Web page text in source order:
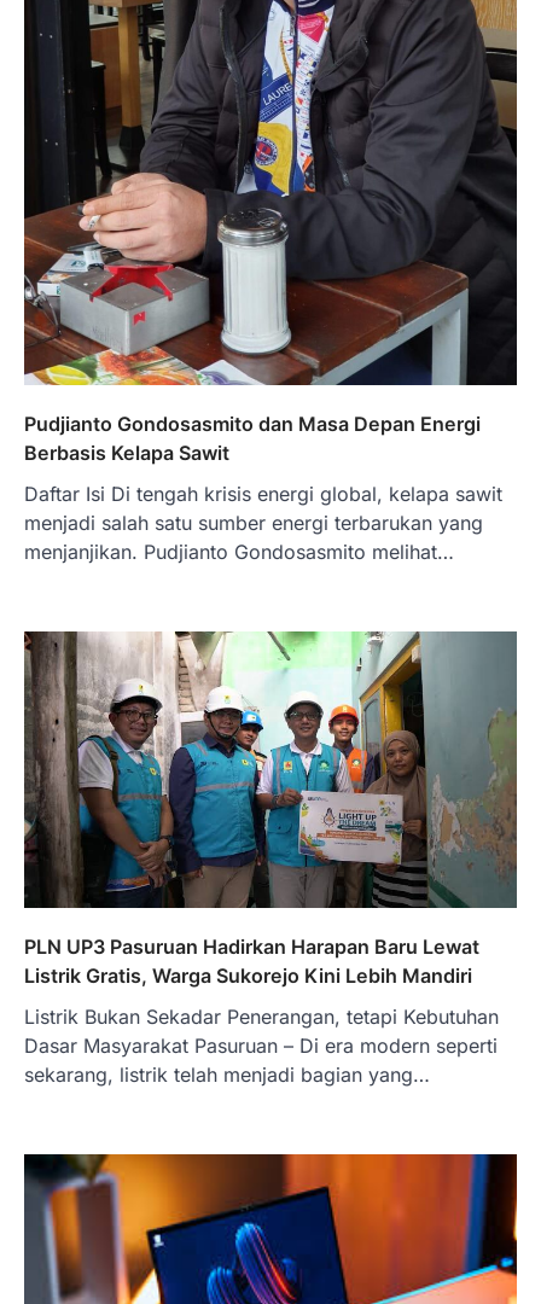
Pudjianto Gondosasmito dan Masa Depan Energi
Berbasis Kelapa Sawit
Daftar Isi Di tengah krisis energi global, kelapa sawit
menjadi salah satu sumber energi terbarukan yang
menjanjikan. Pudjianto Gondosasmito melihat…
PLN UP3 Pasuruan Hadirkan Harapan Baru Lewat
Listrik Gratis, Warga Sukorejo Kini Lebih Mandiri
Listrik Bukan Sekadar Penerangan, tetapi Kebutuhan
Dasar Masyarakat Pasuruan – Di era modern seperti
sekarang, listrik telah menjadi bagian yang…